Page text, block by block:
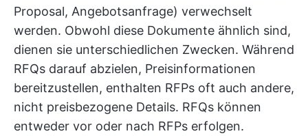
Proposal, Angebotsanfrage) verwechselt
werden. Obwohl diese Dokumente ähnlich sind,
dienen sie unterschiedlichen Zwecken. Während
RFQs darauf abzielen, Preisinformationen
bereitzustellen, enthalten RFPs oft auch andere,
nicht preisbezogene Details. RFQs können
entweder vor oder nach RFPs erfolgen.